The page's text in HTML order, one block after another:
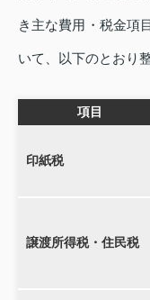
き主な費用・税金項
いて、以下のとおり
項目
印紙税
譲渡所得税・住民税